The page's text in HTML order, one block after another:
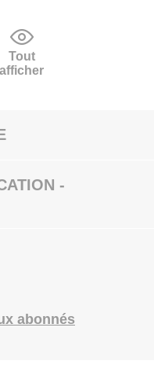
Tout
afficher
-
abonnés